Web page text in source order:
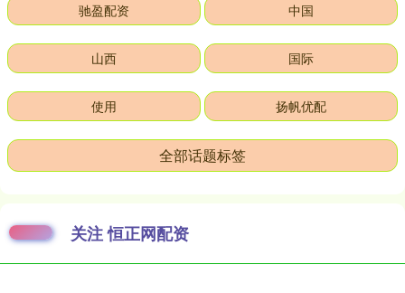
驰盈配资 中国
山西 国际
使用 扬帆优配
全部话题标签
关注 恒正网配资